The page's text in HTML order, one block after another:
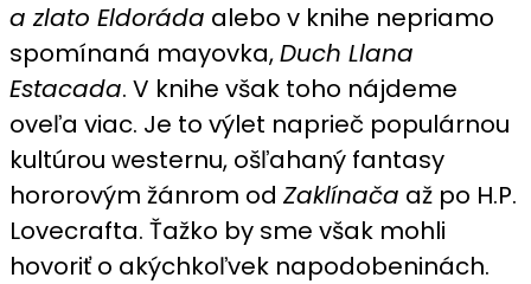
a zlato Eldoráda alebo v knihe nepriamo
spomínaná mayovka,Duch Llana
Estacada. V knihe však toho nájdeme
oveľa viac. Je to výlet naprieč populárnou
kultúrou westernu, ošľahaný fantasy
hororovým žánrom od Zaklínača až po H.P.
Lovecrafta. Ťažko by sme však mohli
hovoriť o akýchkoľvek napodobeninách.